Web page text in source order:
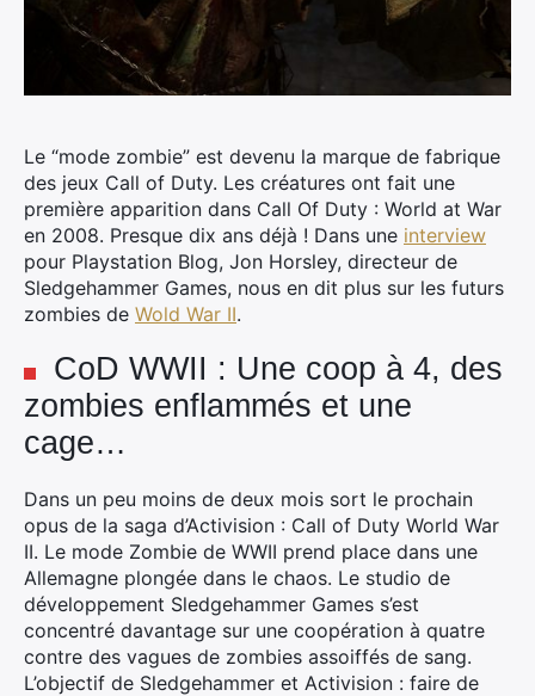
Le “mode zombie” est devenu la marque de fabrique
des jeux Call of Duty. Les créatures ont fait une
première apparition dans Call Of Duty : World at War
en 2008. Presque dix ans déjà ! Dans une interview
pour Playstation Blog, Jon Horsley, directeur de
Sledgehammer Games, nous en dit plus sur les futurs
zombies de Wold War II.
CoD WWII : Une coop à 4, des
zombies enflammés et une
cage…
Dans un peu moins de deux mois sort le prochain
opus de la saga d’Activision : Call of Duty World War
II. Le mode Zombie de WWII prend place dans une
Allemagne plongée dans le chaos. Le studio de
développement Sledgehammer Games s’est
concentré davantage sur une coopération à quatre
contre des vagues de zombies assoiffés de sang.
L’objectif de Sledgehammer et Activision : faire de